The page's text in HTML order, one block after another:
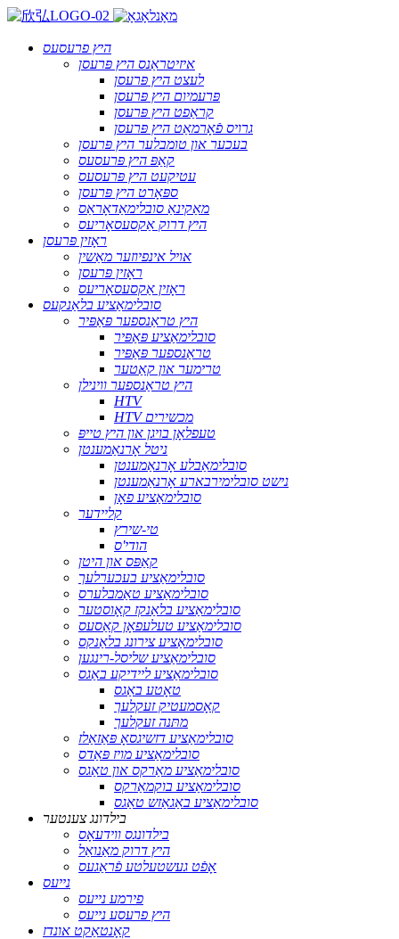
היץ פרעסעס
איזיטראַנס היץ פּרעסן
לעצט היץ פּרעסן
פּרעמיום היץ פּרעסן
קראַפט היץ פּרעסן
גרויס פֿאָרמאַט היץ פּרעסן
בעכער און טומבלער היץ פּרעסן
קאַפּ היץ פּרעסעס
עטיקעט היץ פּרעסעס
ספּאָרט היץ פּרעסן
מאַקינאַ סובלימאַדאָראַס
היץ דרוק אַקסעסאָריעס
ראָזין פּרעסן
אויל אינפיוזער מאַשין
ראָזין פּרעסן
ראָזין אַקסעסאָריעס
סובלימאַציע בלאַנקעס
היץ טראַנספער פּאַפּיר
סובלימאַציע פּאַפּיר
טראַנספער פּאַפּיר
טרימער און קאַטער
היץ טראַנספער ווינילן
HTV
HTV מכשירים
טעפלאָן בויגן און היץ טייפּ
ניטל אָרנאַמענטן
סובלימאַבלע אָרנאַמענטן
נישט סובלימירבארע אָרנאַמענטן
סובלימאַציע פאָן
קליידער
טי-שירץ
הודי'ס
קאַפּס און היטן
סובלימאַציע בעכערלעך
סובלימאַציע טאַמבלערס
סובלימאַציע בלאַנקז קאָוסטער
סובלימאַציע טעלעפאָן קאַסעס
סובלימאַציע צירונג בלאַנקס
סובלימאַציע שליסל-רינגען
סובלימאַציע ליידיקע באַגס
טאָטע באַגס
קאָסמעטיק זעקלעך
מתּנה זעקלעך
סובלימאַציע דזשיגסאָ פּאַזאַלז
סובלימאַציע מויז פּאַדס
סובלימאַציע מאַרקס און טאַגס
סובלימאַציע בוקמאַרקס
סובלימאַציע באַגאַזש טאַגס
בילדונג צענטער
בילדונגס ווידעאָס
היץ דרוק מאַנואַל
אָפֿט געשטעלטע פֿראַגעס
נייעס
פירמע נייעס
היץ פרעסע נייעס
קאָנטאַקט אונדז